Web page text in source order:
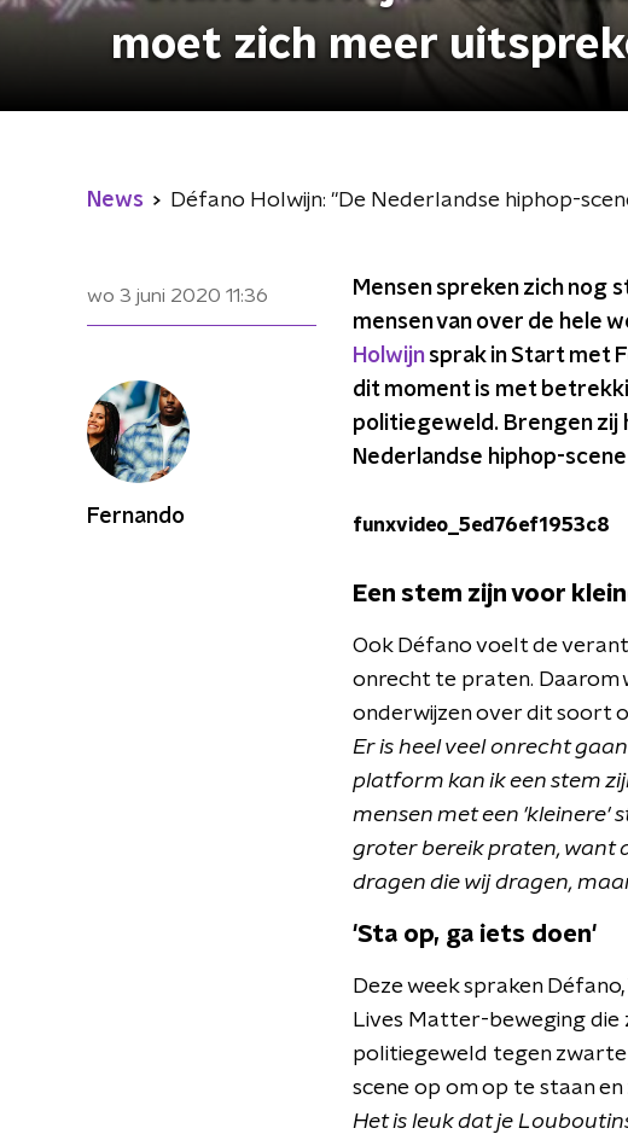
moet zich meer
News Défano Holwijn: "De Nederlandse hiphop-
wo 3 juni 2020 11:36 Mensen spreken zich nog
mensen van over de hele
Holwijnsprak in Start met
dit moment is met
politiegeweld. Brengen zij
Nederlandse hiphop-
funxvideo_5ed76ef1953c8
Een stem zijn voor
Ook Défano voelt de
onrecht te praten. Daarom
onderwijzen over dit soort
Er is heel veel onrecht
platform kan ik een stem
mensen met een 'kleinere'
groter bereik praten, want
dragen die wij dragen,
'Sta op, ga iets doen'
Deze week spraken
Lives Matter-beweging die
politiegeweld tegen zwarte
scene op om op te staan
Het is leuk dat je
Fernando